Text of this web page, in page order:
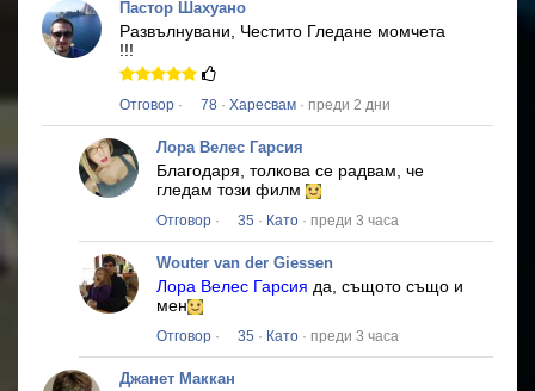
Пастор Шахуано
Развълнувани, Честито Гледане момчета
!!!
Отговор · 78 · Харесвам · преди 2 дни
Лора Велес Гарсия
Благодаря, толкова се радвам, че
гледам този филм
Отговор · 35 · Като · преди 3 часа
Wouter van der Giessen
Лора Велес Гарсия да, същото също и
мен
Отговор · 35 · Като · преди 3 часа
Джанет Маккан